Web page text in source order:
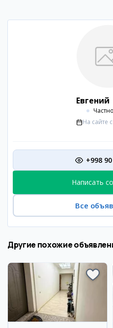
Евгений
На сайте с
+998
Написать
Все
Другие похожие